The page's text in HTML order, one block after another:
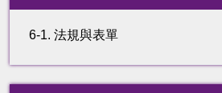
6-1. 法規與表單